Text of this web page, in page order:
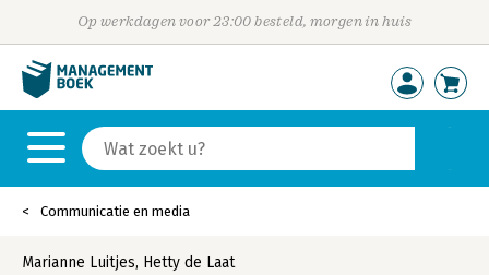
Op werkdagen voor 23:00 besteld, morgen in huis
Communicatie en media
Marianne Luitjes, Hetty de Laat